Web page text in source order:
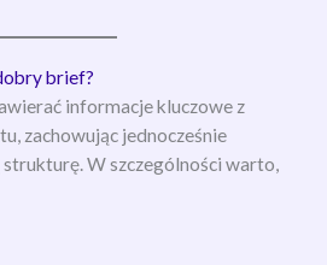
brief?
informacje kluczowe z
zachowując jednocześnie
W szczególności warto,